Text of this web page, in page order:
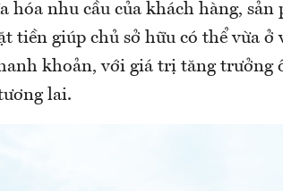
hóa nhu cầu của khách hàng, sản
tiền giúp chủ sở hữu có thể vừa ở
khoản, với giá trị tăng trưởng
lai.